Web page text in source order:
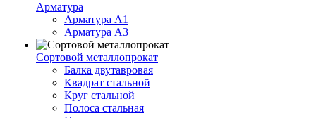
Арматура
Арматура A1
Арматура А3
Сортовой металлопрокат
Балка двутавровая
Квадрат стальной
Круг стальной
Полоса стальная